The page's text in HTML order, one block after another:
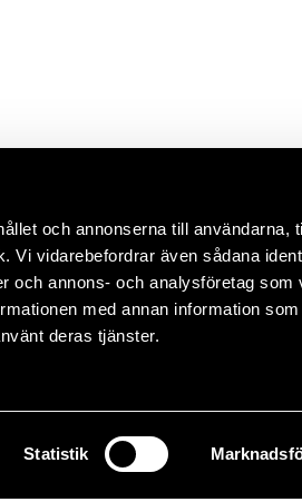
och annonserna till användarna,
Vi vidarebefordrar även sådana
och annons- och analysföretag som
med annan information
deras tjänster.
Statistik